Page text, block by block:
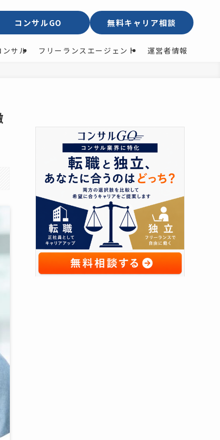
コンサルGO 無料キャリア相談
ンサル フリーランスエージェント 運営者情報